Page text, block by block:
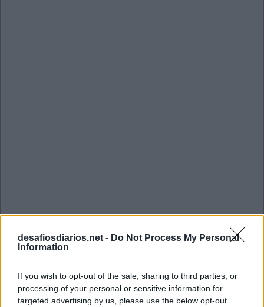
desafiosdiarios.net - Do Not Process My Personal
Information
If you wish to opt-out of the sale, sharing to third parties, or
processing of your personal or sensitive information for
targeted advertising by us, please use the below opt-out
Mini Outubro 25 2022 Cruzadinha